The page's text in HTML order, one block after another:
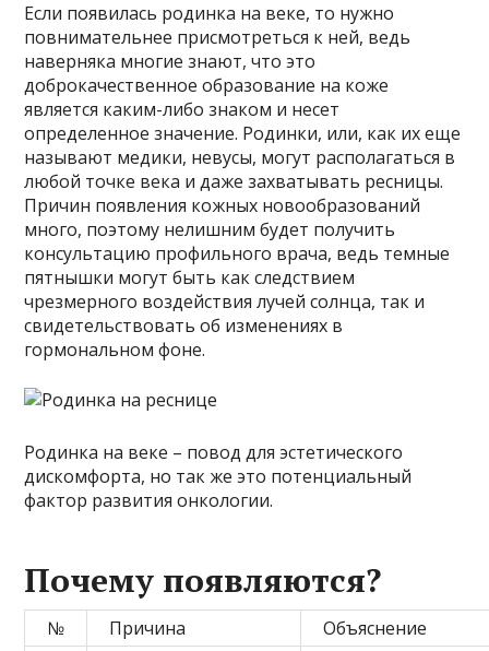
Если появилась родинка на веке, то нужно
повнимательнее присмотреться к ней, ведь
наверняка многие знают, что это
доброкачественное образование на коже
является каким-либо знаком и несет
определенное значение. Родинки, или, как их еще
называют медики, невусы, могут располагаться в
любой точке века и даже захватывать ресницы.
Причин появления кожных новообразований
много, поэтому нелишним будет получить
консультацию профильного врача, ведь темные
пятнышки могут быть как следствием
чрезмерного воздействия лучей солнца, так и
свидетельствовать об изменениях в
гормональном фоне.
Родинка на веке – повод для эстетического
дискомфорта, но так же это потенциальный
фактор развития онкологии.
Почему появляются?
№ Причина
Объяснение